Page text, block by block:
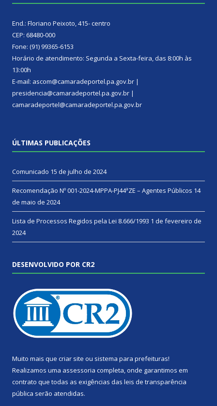
End.: Floriano Peixoto, 415- centro
CEP: 68480-000
Fone: (91) 99365-6153
Horário de atendimento: Segunda a Sexta-feira, das 8:00h às
13:00h
E-mail: ascom@camaradeportel.pa.gov.br |
presidencia@camaradeportel.pa.gov.br |
camaradeportel@camaradeportel.pa.gov.br
ÚLTIMAS PUBLICAÇÕES
Comunicado 15 de julho de 2024
Recomendação Nº 001-2024-MPPA-PJ44ªZE – Agentes Públicos 14
de maio de 2024
Lista de Processos Regidos pela Lei 8.666/1993 1 de fevereiro de
2024
DESENVOLVIDO POR CR2
Muito mais que criar site ou sistema para prefeituras!
Realizamos uma assessoria completa, onde garantimos em
contrato que todas as exigências das leis de transparência
pública serão atendidas.